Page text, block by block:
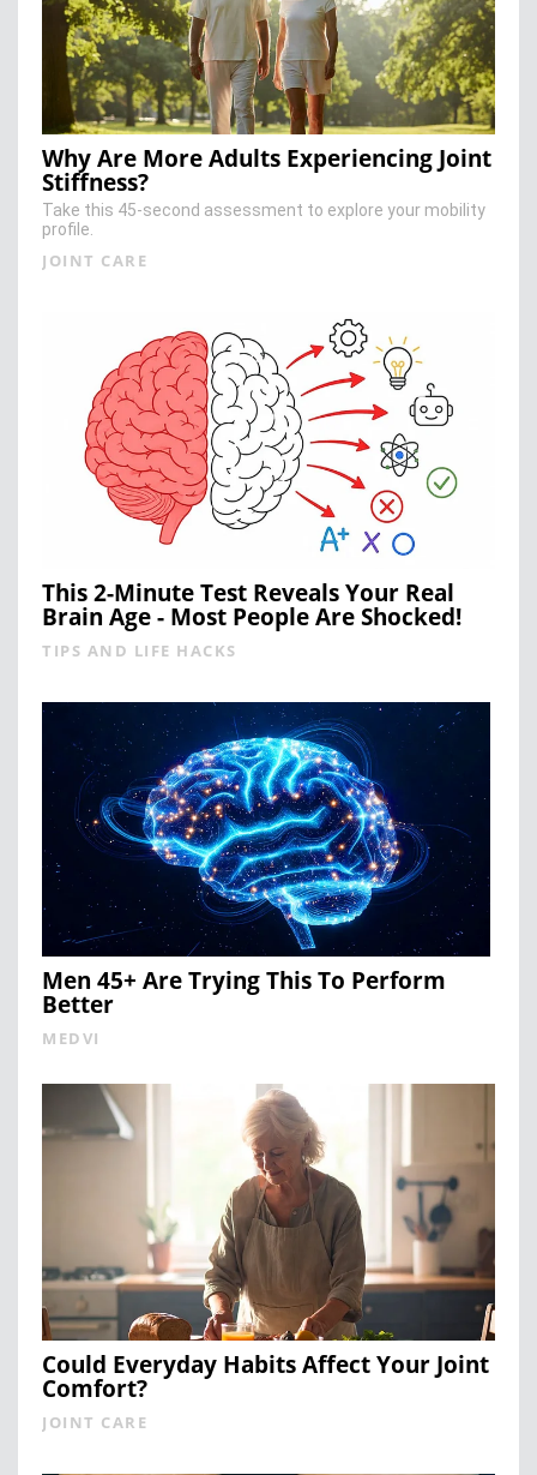
Why Are More Adults Experiencing Joint
Stiffness?
Take this 45-second assessment to explore your mobility
profile.
JOINT CARE
This 2-Minute Test Reveals Your Real
Brain Age - Most People Are Shocked!
TIPS AND LIFE HACKS
Men 45+ Are Trying This To Perform
Better
MEDVI
Could Everyday Habits Affect Your Joint
Comfort?
JOINT CARE